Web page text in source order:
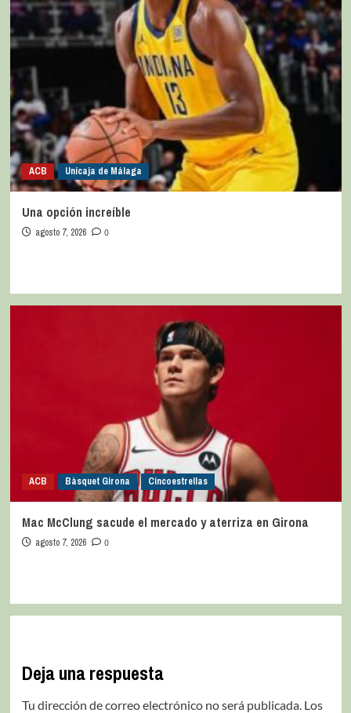
ACB Unicaja de Málaga
Una opción increíble
agosto 7, 2026 0
ACB Bàsquet Girona Cincoestrellas
Mac McClung sacude el mercado y aterriza en Girona
agosto 7, 2026 0
Deja una respuesta
Tu dirección de correo electrónico no será publicada. Los